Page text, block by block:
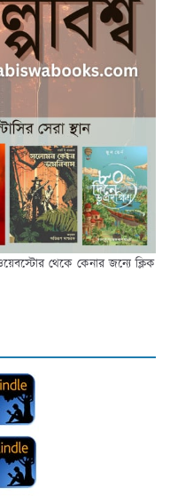
থেকে কেনার জন্যে ক্লিক